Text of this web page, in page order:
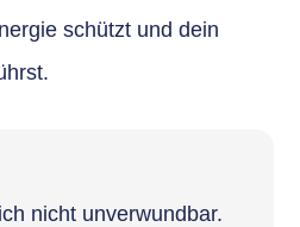
schützt und dein
nicht unverwundbar.